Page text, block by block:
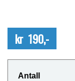
kr 190,-
Antall